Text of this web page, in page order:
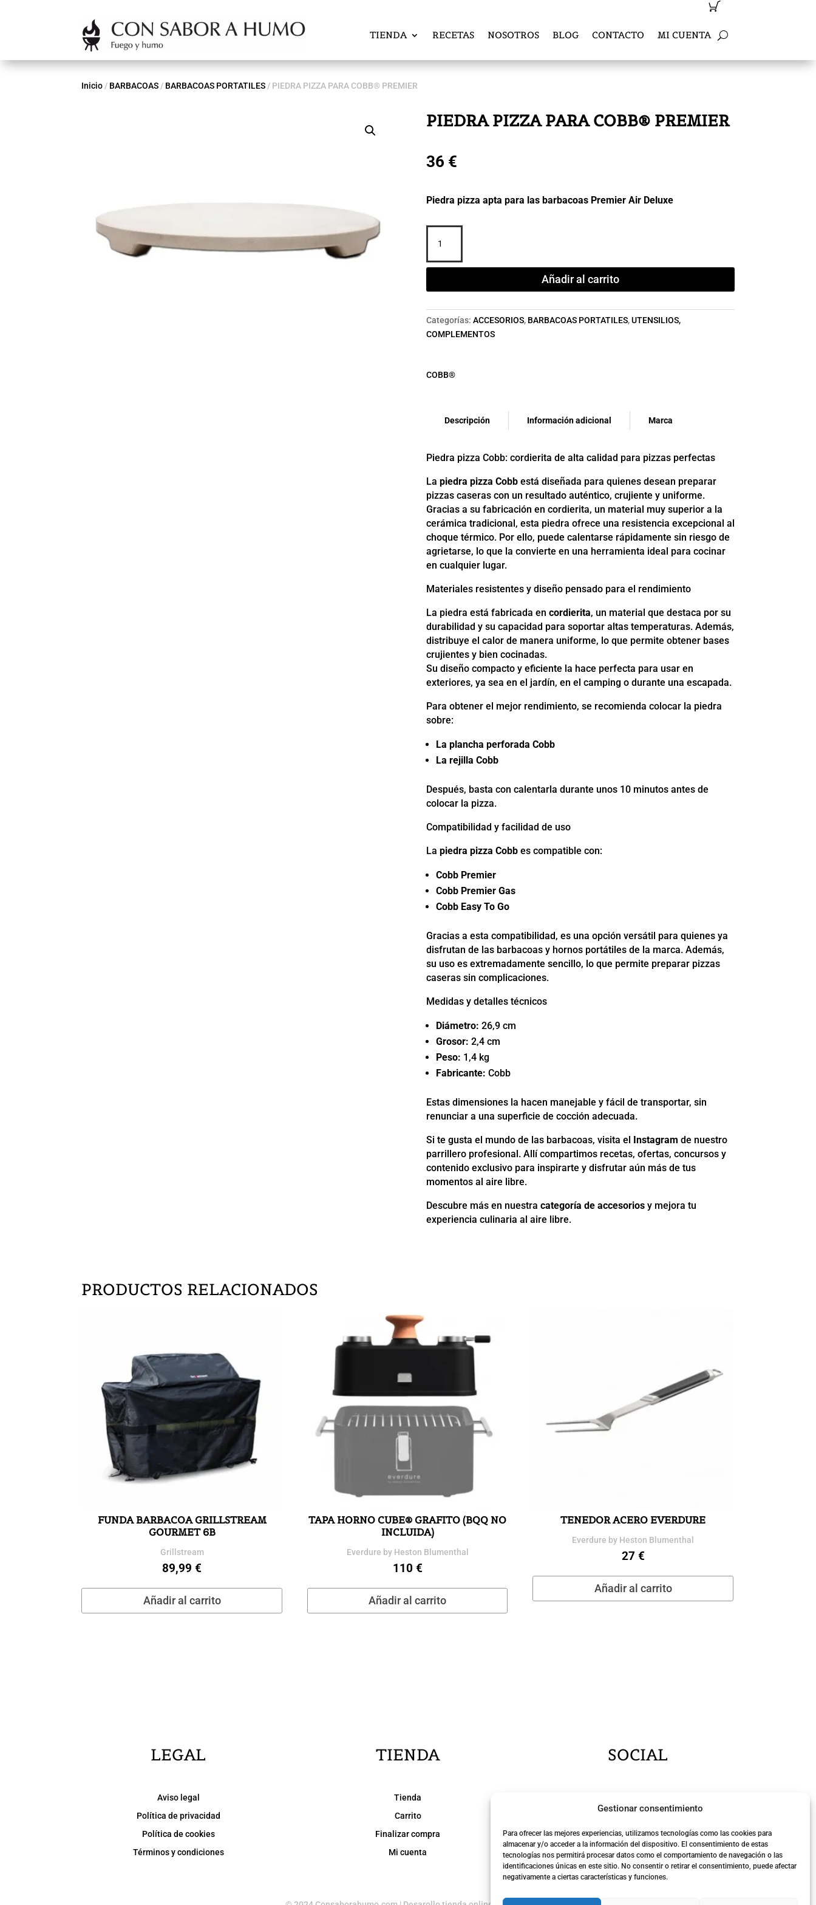
Gestionar consentimiento
Para ofrecer las mejores experiencias, utilizamos tecnologías como las cookies para
almacenar y/o acceder a la información del dispositivo. El consentimiento de estas
tecnologías nos permitirá procesar datos como el comportamiento de navegación o las
identificaciones únicas en este sitio. No consentir o retirar el consentimiento, puede afectar
negativamente a ciertas características y funciones.
TIENDA RECETAS NOSOTROS BLOG CONTACTO MI CUENTA
Inicio / BARBACOAS / BARBACOAS PORTATILES / PIEDRA PIZZA PARA COBB® PREMIER
PIEDRA PIZZA PARA COBB® PREMIER
36 €
Piedra pizza apta para las barbacoas Premier Air Deluxe
PIZZA
PARA
Añadir al carrito
Categorías: ACCESORIOS, BARBACOAS PORTATILES,UTENSILIOS,
COMPLEMENTOS
COBB®
Descripción Información adicional Marca
Piedra pizza Cobb: cordierita de alta calidad para pizzas perfectas
La piedra pizza Cobbestá diseñada para quienes desean preparar
pizzas caseras con un resultado auténtico, crujiente y uniforme.
Gracias a su fabricación en cordierita, un material muy superior a la
cerámica tradicional, esta piedra ofrece una resistencia excepcional al
choque térmico. Por ello, puede calentarse rápidamente sin riesgo de
agrietarse, lo que la convierte en una herramienta ideal para cocinar
en cualquier lugar.
Materiales resistentes y diseño pensado para el rendimiento
La piedra está fabricada en cordierita, un material que destaca por su
durabilidad y su capacidad para soportar altas temperaturas. Además,
distribuye el calor de manera uniforme, lo que permite obtener bases
crujientes y bien cocinadas.
Su diseño compacto y eficiente la hace perfecta para usar en
exteriores, ya sea en el jardín, en el camping o durante una escapada.
Para obtener el mejor rendimiento, se recomienda colocar la piedra
sobre:
La plancha perforada Cobb
La rejilla Cobb
Después, basta con calentarla durante unos 10 minutos antes de
colocar la pizza.
Compatibilidad y facilidad de uso
La piedra pizza Cobbes compatible con:
Cobb Premier
Cobb Premier Gas
Cobb Easy To Go
Gracias a esta compatibilidad, es una opción versátil para quienes ya
disfrutan de las barbacoas y hornos portátiles de la marca. Además,
su uso es extremadamente sencillo, lo que permite preparar pizzas
caseras sin complicaciones.
Medidas y detalles técnicos
Diámetro: 26,9 cm
Grosor: 2,4 cm
Peso: 1,4 kg
Fabricante: Cobb
Estas dimensiones la hacen manejable y fácil de transportar, sin
renunciar a una superficie de cocción adecuada.
Si te gusta el mundo de las barbacoas, visita el Instagram de nuestro
parrillero profesional. Allí compartimos recetas, ofertas, concursos y
contenido exclusivo para inspirarte y disfrutar aún más de tus
momentos al aire libre.
Descubre más en nuestra categoría de accesoriosy mejora tu
experiencia culinaria al aire libre.
PRODUCTOS RELACIONADOS
FUNDA BARBACOA GRILLSTREAM
GOURMET 6B
Grillstream
89,99€
Añadir al carrito
TAPA HORNO CUBE® GRAFITO (BQQ NO
INCLUIDA)
Everdure by Heston Blumenthal
110 €
Añadir al carrito
TENEDOR ACERO EVERDURE
Everdure by Heston Blumenthal
27 €
Añadir al carrito
LEGAL
Aviso legal
Política de privacidad
Política de cookies
Términos y condiciones
TIENDA
Tienda
Carrito
Finalizar compra
Mi cuenta
SOCIAL